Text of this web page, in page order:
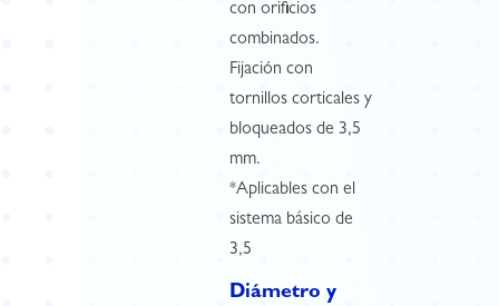
con orificios
combinados.
Fijación con
tornillos corticales y
bloqueados de 3,5
mm.
*Aplicables con el
sistema básico de
3,5
Diámetro y